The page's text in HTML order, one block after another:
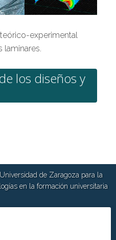
experimental
laminares.
los diseños y
de Zaragoza para la
en la formación universitaria